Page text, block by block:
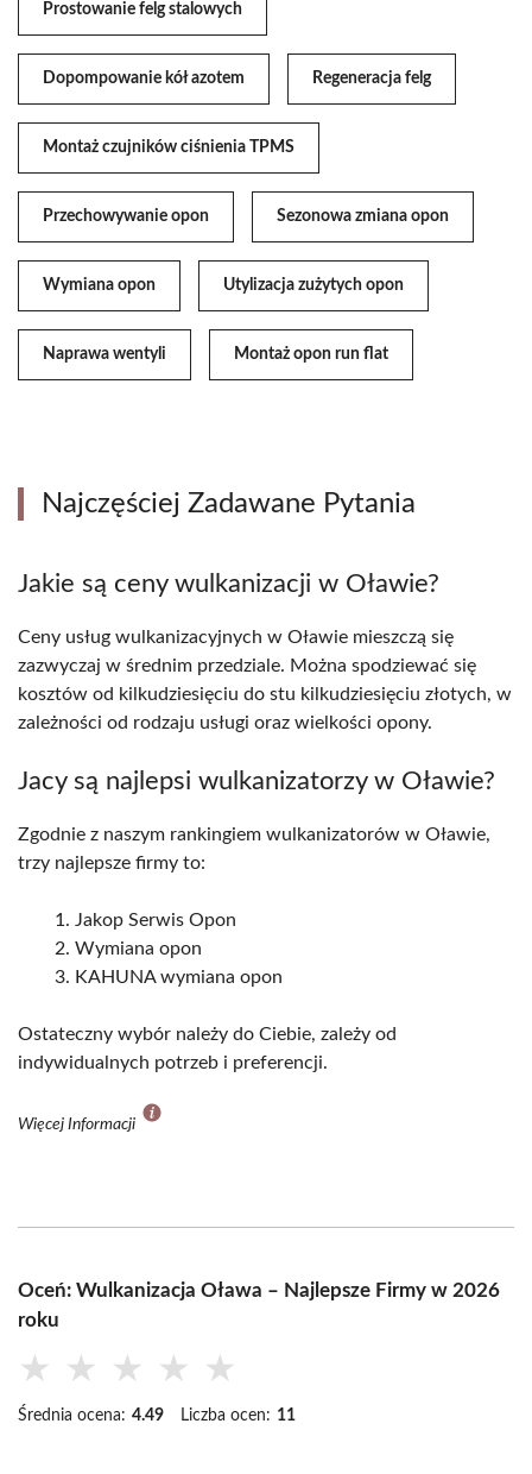
Prostowanie felg stalowych
Dopompowanie kół azotem Regeneracja felg
Montaż czujników ciśnienia TPMS
Przechowywanie opon Sezonowa zmiana opon
Wymiana opon Utylizacja zużytych opon
Naprawa wentyli Montaż opon run flat
Najczęściej Zadawane Pytania
Jakie są ceny wulkanizacji w Oławie?
Ceny usług wulkanizacyjnych w Oławie mieszczą się
zazwyczaj w średnim przedziale. Można spodziewać się
kosztów od kilkudziesięciu do stu kilkudziesięciu złotych, w
zależności od rodzaju usługi oraz wielkości opony.
Jacy są najlepsi wulkanizatorzy w Oławie?
Zgodnie z naszym rankingiem wulkanizatorów w Oławie,
trzy najlepsze firmy to:
Jakop Serwis Opon
Wymiana opon
KAHUNA wymiana opon
Ostateczny wybór należy do Ciebie, zależy od
indywidualnych potrzeb i preferencji.
Więcej Informacji
Oceń: Wulkanizacja Oława – Najlepsze Firmy w 2026
roku
★ ★ ★ ★ ★
Średnia ocena: 4.49 Liczba ocen: 11